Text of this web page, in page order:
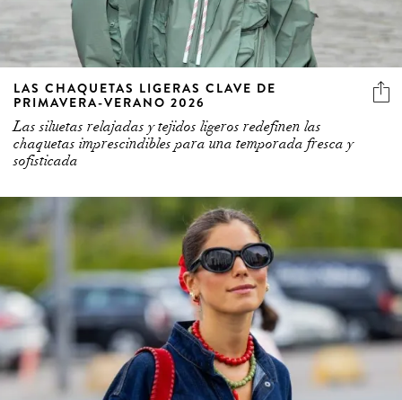
LAS CHAQUETAS LIGERAS CLAVE DE
PRIMAVERA-VERANO 2026
Las siluetas relajadas y tejidos ligeros redefinen las
chaquetas imprescindibles para una temporada fresca y
sofisticada